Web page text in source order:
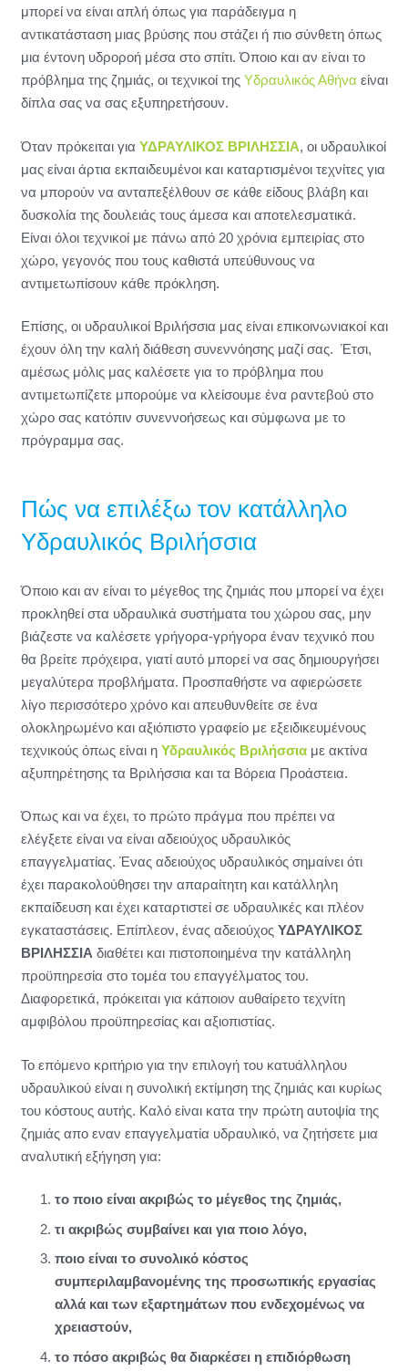
μπορεί να είναι απλή όπως για παράδειγμα η
αντικατάσταση μιας βρύσης που στάζει ή πιο σύνθετη όπως
μια έντονη υδροροή μέσα στο σπίτι. Όποιο και αν είναι το
πρόβλημα της ζημιάς, οι τεχνικοί της Υδραυλικός Αθήνα είναι
δίπλα σας να σας εξυπηρετήσουν.
Όταν πρόκειται για ΥΔΡΑΥΛΙΚΟΣ ΒΡΙΛΗΣΣΙΑ, οι υδραυλικοί
μας είναι άρτια εκπαιδευμένοι και καταρτισμένοι τεχνίτες για
να μπορούν να ανταπεξέλθουν σε κάθε είδους βλάβη και
δυσκολία της δουλειάς τους άμεσα και αποτελεσματικά.
Είναι όλοι τεχνικοί με πάνω από 20 χρόνια εμπειρίας στο
χώρο, γεγονός που τους καθιστά υπεύθυνους να
αντιμετωπίσουν κάθε πρόκληση.
Επίσης, οι υδραυλικοί Βριλήσσια μας είναι επικοινωνιακοί και
έχουν όλη την καλή διάθεση συνεννόησης μαζί σας. Έτσι,
αμέσως μόλις μας καλέσετε για το πρόβλημα που
αντιμετωπίζετε μπορούμε να κλείσουμε ένα ραντεβού στο
χώρο σας κατόπιν συνεννοήσεως και σύμφωνα με το
πρόγραμμα σας.
Πώς να επιλέξω τον κατάλληλο
Υδραυλικός Βριλήσσια
Όποιο και αν είναι το μέγεθος της ζημιάς που μπορεί να έχει
προκληθεί στα υδραυλικά συστήματα του χώρου σας, μην
βιάζεστε να καλέσετε γρήγορα-γρήγορα έναν τεχνικό που
θα βρείτε πρόχειρα, γιατί αυτό μπορεί να σας δημιουργήσει
μεγαλύτερα προβλήματα. Προσπαθήστε να αφιερώσετε
λίγο περισσότερο χρόνο και απευθυνθείτε σε ένα
ολοκληρωμένο και αξιόπιστο γραφείο με εξειδικευμένους
τεχνικούς όπως είναι η Υδραυλικός Βριλήσσια με ακτίνα
αξυπηρέτησης τα Βριλήσσια και τα Βόρεια Προάστεια.
Όπως και να έχει, το πρώτο πράγμα που πρέπει να
ελέγξετε είναι να είναι αδειούχος υδραυλικός
επαγγελματίας. Ένας αδειούχος υδραυλικός σημαίνει ότι
έχει παρακολούθησει την απαραίτητη και κατάλληλη
εκπαίδευση και έχει καταρτιστεί σε υδραυλικές και πλέον
εγκαταστάσεις. Επίπλεον, ένας αδειούχος ΥΔΡΑΥΛΙΚΟΣ
ΒΡΙΛΗΣΣΙΑδιαθέτει και πιστοποιημένα την κατάλληλη
προϋπηρεσία στο τομέα του επαγγέλματος του.
Διαφορετικά, πρόκειται για κάποιον αυθαίρετο τεχνίτη
αμφιβόλου προϋπηρεσίας και αξιοπιστίας.
Το επόμενο κριτήριο για την επιλογή του κατυάλληλου
υδραυλικού είναι η συνολική εκτίμηση της ζημιάς και κυρίως
του κόστους αυτής. Καλό είναι κατα την πρώτη αυτοψία της
ζημιάς απο εναν επαγγελματία υδραυλικό, να ζητήσετε μια
αναλυτική εξήγηση για:
το ποιο είναι ακριβώς το μέγεθος της ζημιάς,
τι ακριβώς συμβαίνει και για ποιο λόγο,
ποιο είναι το συνολικό κόστος
συμπεριλαμβανομένης της προσωπικής εργασίας
αλλά και των εξαρτημάτων που ενδεχομένως να
χρειαστούν,
το πόσο ακριβώς θα διαρκέσει η επιδιόρθωση